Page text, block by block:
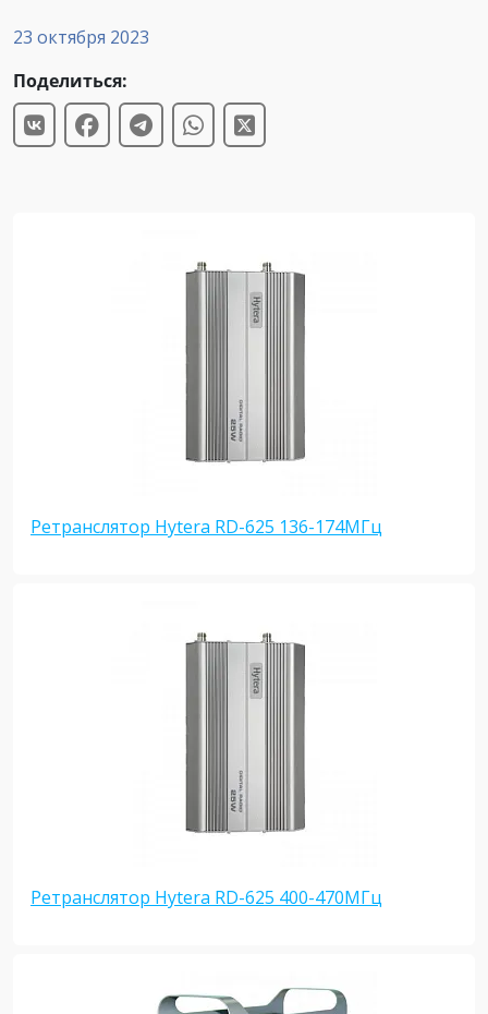
23 октября 2023
Поделиться:
Ретранслятор Hytera RD-625 136-174МГц
Ретранслятор Hytera RD-625 400-470МГц